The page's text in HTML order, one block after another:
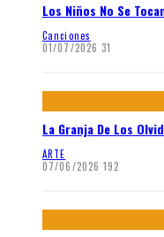
Los Niños No Se
Canciones
01/07/2026 31
La Granja De Los
ARTE
07/06/2026 192